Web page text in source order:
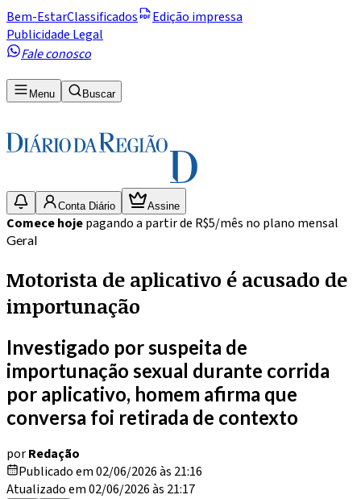
Bem-EstarClassificados
Edição impressa
Publicidade Legal
Fale conosco
Menu Buscar
Conta Diário Assine
Comece hojepagando a partir de R$5/mês no plano mensal
Geral
Motorista de aplicativo é acusado de
importunação
Investigado por suspeita de
importunação sexual durante corrida
por aplicativo, homem afirma que
conversa foi retirada de contexto
porRedação
Publicado em 02/06/2026 às 21:16
Atualizado em 02/06/2026 às 21:17